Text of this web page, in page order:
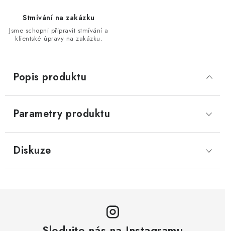
Stmívání na zakázku
Jsme schopni připravit stmívání a
klientské úpravy na zakázku.
Popis produktu
Parametry produktu
Diskuze